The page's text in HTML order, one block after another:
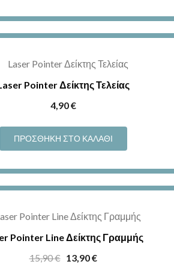
13,90 €.
Pointer Δείκτης Τελείας
4,90€
ΠΡΟΣΘΉΚΗ ΣΤΟ ΚΑΛΆΘΙ
Pointer Line Δείκτης Γραμμής
15,90€ Original
13,90€Η